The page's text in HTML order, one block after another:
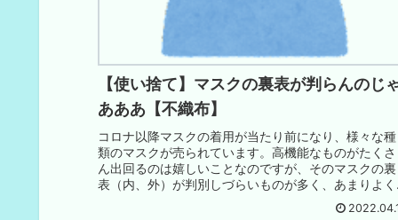
【使い捨て】マスクの裏表が判らんのじ
あああ【不織布】
コロナ以降マスクの着用が当たり前になり、様々な種
類のマスクが売られています。高機能なものがたくさ
ん出回るのは嬉しいことなのですが、そのマスクの裏
表（内、外）が判別しづらいものが多く、あまりよく